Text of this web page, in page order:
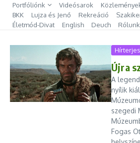
Ugrás a tartalomhoz
Portfóliónk Videósarok
BKK
Lujza és Jenő Rekreáció
Életmód-Divat
English Deuch Rólunk
Újra
A
nyílik
szegedi
Fogas